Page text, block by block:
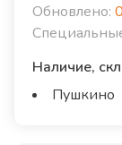
Обновлено:
Наличие,
Пушкино